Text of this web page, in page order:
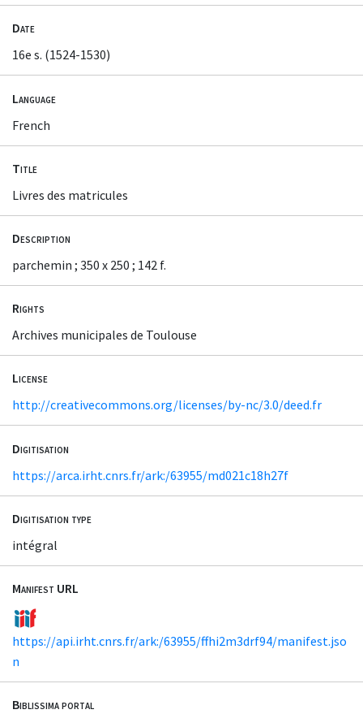
Date
16e s. (1524-1530)
Language
French
Title
Livres des matricules
Description
parchemin ; 350 x 250 ; 142 f.
Rights
Archives municipales de Toulouse
License
http://creativecommons.org/licenses/by-nc/3.0/deed.fr
Digitisation
https://arca.irht.cnrs.fr/ark:/63955/md021c18h27f
Digitisation type
intégral
Manifest URL
https://api.irht.cnrs.fr/ark:/63955/ffhi2m3drf94/manifest.jso
n
Biblissima portal